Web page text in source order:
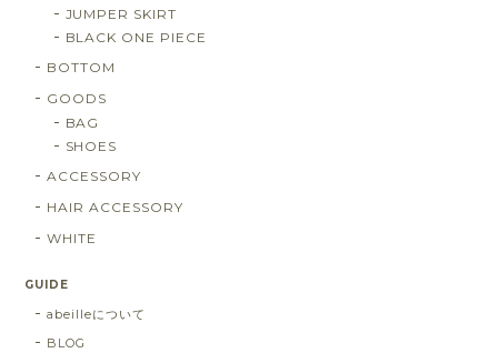
JUMPER SKIRT
BLACK ONE PIECE
BOTTOM
GOODS
BAG
SHOES
ACCESSORY
HAIR ACCESSORY
WHITE
GUIDE
abeilleについて
BLOG